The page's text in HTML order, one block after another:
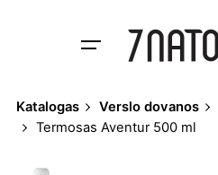
Katalogas Verslo dovanos
Termosas Aventur 500 ml